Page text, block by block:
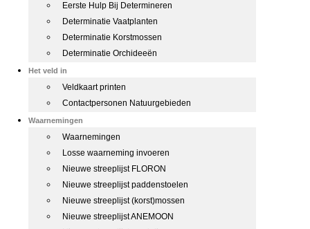
Eerste Hulp Bij Determineren
Determinatie Vaatplanten
Determinatie Korstmossen
Determinatie Orchideeën
Het veld in
Veldkaart printen
Contactpersonen Natuurgebieden
Waarnemingen
Waarnemingen
Losse waarneming invoeren
Nieuwe streeplijst FLORON
Nieuwe streeplijst paddenstoelen
Nieuwe streeplijst (korst)mossen
Nieuwe streeplijst ANEMOON